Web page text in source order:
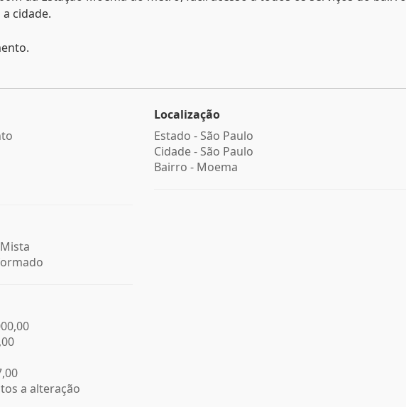
cidade.
a alteração
Localização
Estado - São Paulo
Cidade - São Paulo
Bairro - Moema